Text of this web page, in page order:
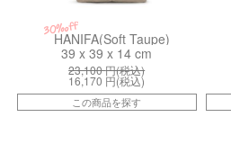
30%off
HANIFA(Soft Taupe)
39 x 39 x 14 cm
23,100円(税込)
16,170 円(税込)
この商品を探す